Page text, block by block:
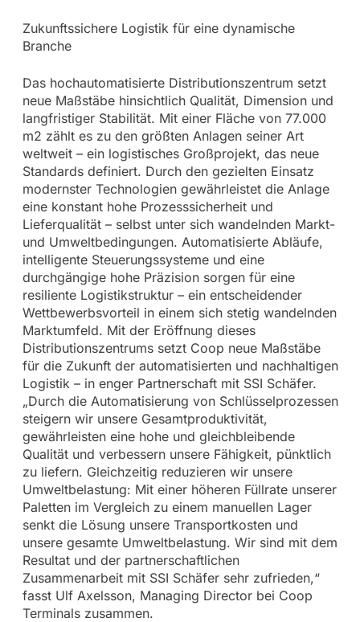
Zukunftssichere Logistik für eine dynamische
Branche
Das hochautomatisierte Distributionszentrum setzt
neue Maßstäbe hinsichtlich Qualität, Dimension und
langfristiger Stabilität. Mit einer Fläche von 77.000
m2 zählt es zu den größten Anlagen seiner Art
weltweit – ein logistisches Großprojekt, das neue
Standards definiert. Durch den gezielten Einsatz
modernster Technologien gewährleistet die Anlage
eine konstant hohe Prozesssicherheit und
Lieferqualität – selbst unter sich wandelnden Markt-
und Umweltbedingungen. Automatisierte Abläufe,
intelligente Steuerungssysteme und eine
durchgängige hohe Präzision sorgen für eine
resiliente Logistikstruktur – ein entscheidender
Wettbewerbsvorteil in einem sich stetig wandelnden
Marktumfeld. Mit der Eröffnung dieses
Distributionszentrums setzt Coop neue Maßstäbe
für die Zukunft der automatisierten und nachhaltigen
Logistik – in enger Partnerschaft mit SSI Schäfer.
„Durch die Automatisierung von Schlüsselprozessen
steigern wir unsere Gesamtproduktivität,
gewährleisten eine hohe und gleichbleibende
Qualität und verbessern unsere Fähigkeit, pünktlich
zu liefern. Gleichzeitig reduzieren wir unsere
Umweltbelastung: Mit einer höheren Füllrate unserer
Paletten im Vergleich zu einem manuellen Lager
senkt die Lösung unsere Transportkosten und
unsere gesamte Umweltbelastung. Wir sind mit dem
Resultat und der partnerschaftlichen
Zusammenarbeit mit SSI Schäfer sehr zufrieden,“
fasst Ulf Axelsson, Managing Director bei Coop
Terminals zusammen.